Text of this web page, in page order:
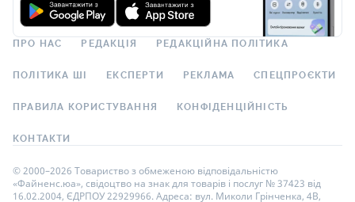
ПРО НАС РЕДАКЦІЯ РЕДАКЦІЙНА ПОЛІТИКА
ПОЛІТИКА ШІ ЕКСПЕРТИ РЕКЛАМА СПЕЦПРОЄКТИ
ПРАВИЛА КОРИСТУВАННЯ КОНФІДЕНЦІЙНІСТЬ
КОНТАКТИ
© 2000–2026 Товариство з обмеженою відповідальністю
«Файненс.юа», свідоцтво на знак для товарів і послуг № 37423 від
16.02.2004, ЄДРПОУ 22929966. Адреса: вул. Миколи Грінченка, 4В,